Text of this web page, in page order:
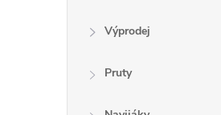
Výprodej
Pruty